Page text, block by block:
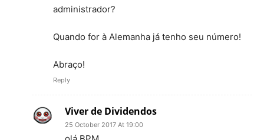
administrador?
Quando for à Alemanha já tenho seu número!
Abraço!
Reply
Viver de Dividendos
25 October 2017 At 19:00